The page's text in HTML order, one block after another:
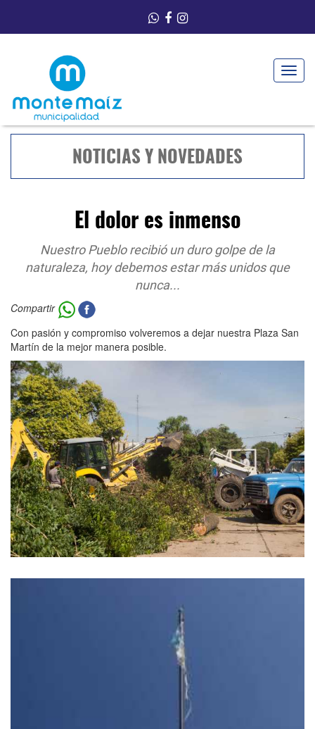
Toggle
NOTICIAS Y NOVEDADES
El dolor es inmenso
Nuestro Pueblo recibió un duro golpe de la
naturaleza, hoy debemos estar más unidos que
nunca...
Compartir
Con pasión y compromiso volveremos a dejar nuestra Plaza San
Martín de la mejor manera posible.